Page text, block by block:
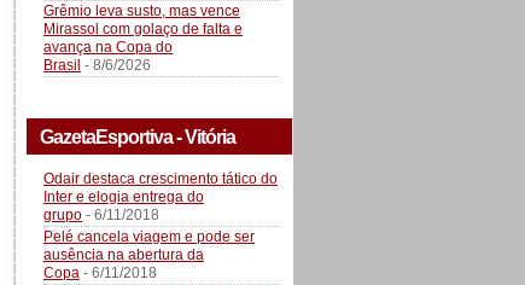
Grêmio leva susto, mas vence
Mirassol com golaço de falta e
avança na Copa do
Brasil - 8/6/2026
GazetaEsportiva - Vitória
Odair destaca crescimento tático do
Inter e elogia entrega do
grupo - 6/11/2018
Pelé cancela viagem e pode ser
ausência na abertura da
Copa - 6/11/2018